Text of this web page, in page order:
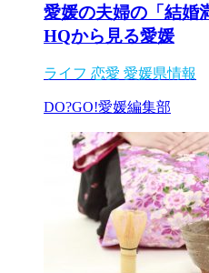
愛媛の夫婦の「結婚
HQから見る愛媛
ライフ 恋愛 愛媛県情報
DO?GO!愛媛編集部